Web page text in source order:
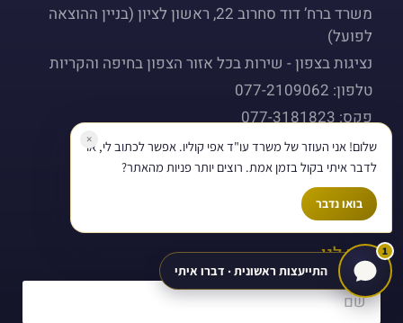
משרד ברח’ דוד סחרוב 22, ראשון לציון (בניין ההוצאה
לפועל)
נציגות בצפון - שירות בכל אזור הצפון בחיפה והקריות
טלפון: 077-2109062
פקס: 077-3181823
כתבו לנו
×
שלום! אני העוזר של משרד עו"ד אפי קוליו. אפשר לכתוב לי, או
לדבר איתי בקול בזמן אמת. רוצים יותר פניות מהאתר?
בואו נדבר
1
התייעצות ראשונית · דברו איתי